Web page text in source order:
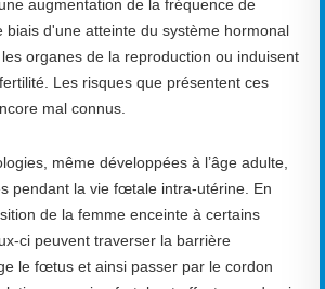
augmentation de la fréquence de
biais d'une atteinte du système hormonal
organes de la reproduction ou induisent
Les risques que présentent ces
mal connus.
même développées à l’âge adulte,
pendant la vie fœtale intra-utérine. En
de la femme enceinte à certains
ci peuvent traverser la barrière
le fœtus et ainsi passer par le cordon